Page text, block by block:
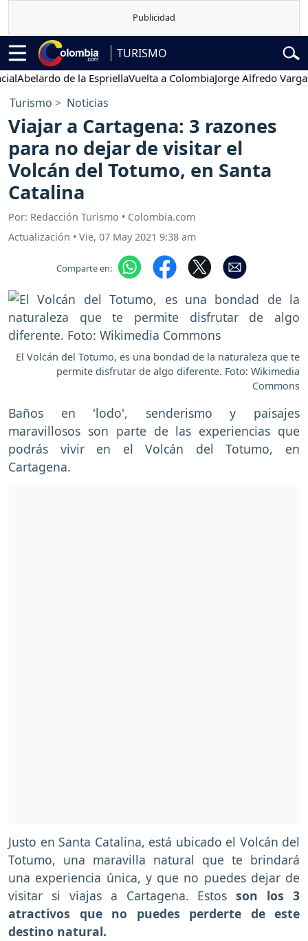
TURISMO
de la EspriellaVuelta a ColombiaJorge Alfredo Vargas
Turismo Noticias
Viajar a Cartagena: 3 razones
para no dejar de visitar el
Volcán del Totumo, en Santa
Catalina
Por: Redacción Turismo • Colombia.com
Actualización • Vie, 07 May 2021 9:38 am
Comparte en:
El Volcán del Totumo, es una bondad de la naturaleza que te
permite disfrutar de algo diferente. Foto: Wikimedia
Commons
Baños en 'lodo', senderismo y paisajes
maravillosos son parte de las experiencias que
podrás vivir en el Volcán del Totumo, en
Cartagena.
Justo en Santa Catalina, está ubicado el Volcán del
Totumo, una maravilla natural que te brindará
una experiencia única, y que no puedes dejar de
visitar si viajas a Cartagena. Estosson los 3
atractivos que no puedes perderte de este
destino natural.